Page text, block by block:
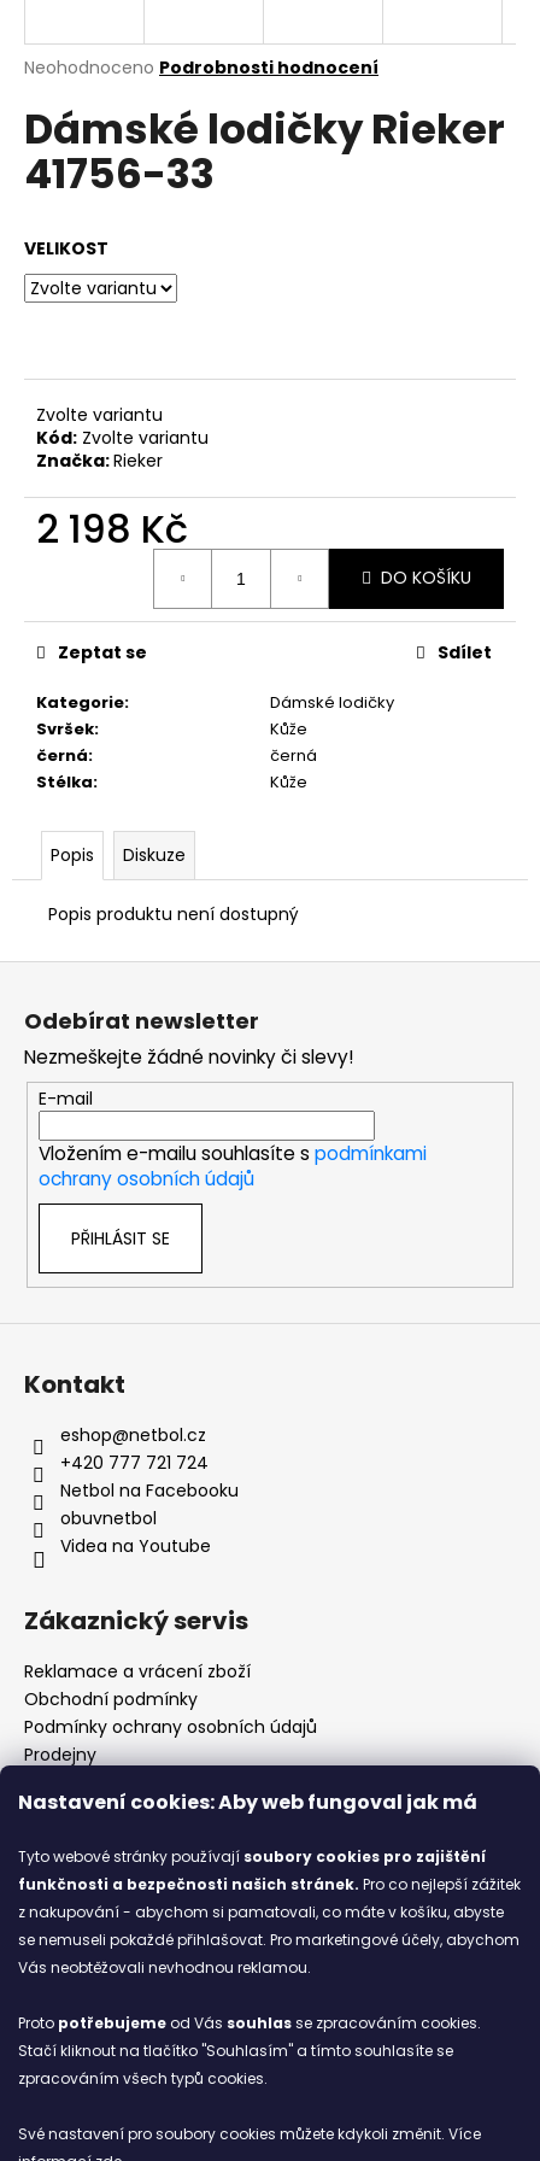
Nastavení cookies: Aby web fungoval jak má
Tyto webové stránky používají soubory cookies pro zajištění
funkčnosti a bezpečnosti našich stránek. Pro co nejlepší zážitek
z nakupování - abychom si pamatovali, co máte v košíku, abyste
se nemuseli pokaždé přihlašovat. Pro marketingové účely, abychom
Vás neobtěžovali nevhodnou reklamou.
Proto potřebujemeod Vás souhlasse zpracováním cookies.
Stačí kliknout na tlačítko "Souhlasím" a tímto souhlasíte se
zpracováním všech typů cookies.
Své nastavení pro soubory cookies můžete kdykoli změnit. Více
Průměrné
produktu
je
0,0
z
Neohodnoceno Podrobnosti hodnocení
Dámské lodičky Rieker
41756-33
VELIKOST
Zvolte variantu
Kód: Zvolte variantu
Značka:Rieker
2 198 Kč
DO KOŠÍKU
Kategorie:
Dámské lodičky
Svršek:
Kůže
černá:
černá
Stélka: Kůže
Zeptat se Sdílet
Popis Diskuze
Popis produktu není dostupný
j
t
?
D
o
p
o
r
u
e
m
PRIMIGI
2418511
Kč
Z
Odebírat newsletter
Nezmeškejte žádné novinky či slevy!
E-mail
Vložením e-mailu souhlasíte s podmínkami
ochrany osobních údajů
PŘIHLÁSIT SE
Kontakt
eshop@netbol.cz
+420 777 721 724
Netbol na Facebooku
obuvnetbol
Videa na Youtube
Zákaznický servis
Reklamace a vrácení zboží
Obchodní podmínky
Podmínky ochrany osobních údajů
Prodejny
Značky
Blog
Ze starých bot staronové
ARCHIV
Facebook